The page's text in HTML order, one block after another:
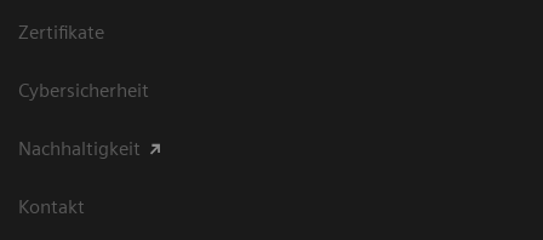
Zertifikate
Cybersicherheit
Nachhaltigkeit
Kontakt